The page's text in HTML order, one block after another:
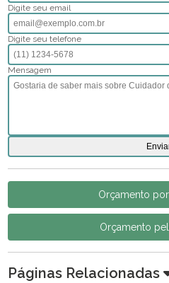
Digite seu email
Digite seu telefone
Mensagem
Orçamento
Orçamento
Páginas Relacionadas